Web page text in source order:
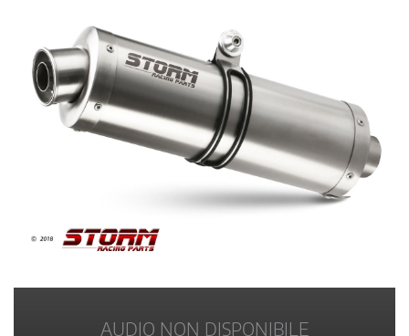
AUDIO NON DISPONIBILE